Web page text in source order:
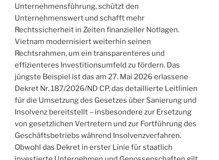
Unternehmensführung, schützt den
Unternehmenswert und schafft mehr
Rechtssicherheit in Zeiten finanzieller Notlagen.
Vietnam modernisiert weiterhin seinen
Rechtsrahmen, um ein transparenteres und
effizienteres Investitionsumfeld zu fördern. Das
jüngste Beispiel ist das am 27. Mai 2026 erlassene
Dekret Nr. 187/2026/ND CP, das detaillierte Leitlinien
für die Umsetzung des Gesetzes über Sanierung und
Insolvenz bereitstellt – insbesondere zur Ersetzung
von gesetzlichen Vertretern und zur Fortführung des
Geschäftsbetriebs während Insolvenzverfahren.
Obwohl das Dekret in erster Linie für staatlich